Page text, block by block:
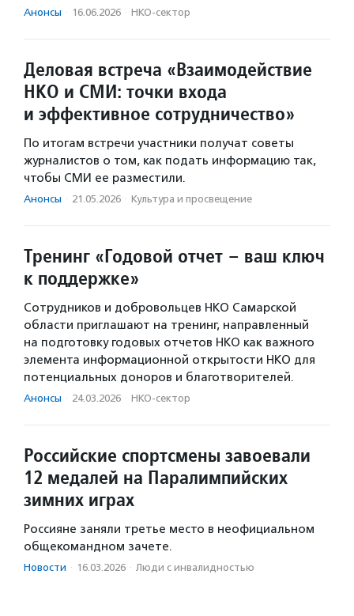
Анонсы · 16.06.2026 · НКО-сектор
Деловая встреча «Взаимодействие
НКО и СМИ: точки входа
и эффективное сотрудничество»
По итогам встречи участники получат советы
журналистов о том, как подать информацию так,
чтобы СМИ ее разместили.
Анонсы · 21.05.2026 · Культура и просвещение
Тренинг «Годовой отчет – ваш ключ
к поддержке»
Сотрудников и добровольцев НКО Самарской
области приглашают на тренинг, направленный
на подготовку годовых отчетов НКО как важного
элемента информационной открытости НКО для
потенциальных доноров и благотворителей.
Анонсы · 24.03.2026 · НКО-сектор
Российские спортсмены завоевали
12 медалей на Паралимпийских
зимних играх
Россияне заняли третье место в неофициальном
общекомандном зачете.
Новости · 16.03.2026 · Люди с инвалидностью